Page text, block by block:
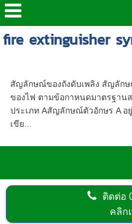
fire extinguisher
สัญลักษณ์ของถังดับเพลิง สัญลักษ
ของไฟ ตามข้อกาหนดมาตรฐาน
ประเภท Aสัญลักษณ์ตัวอักษร A อ
เขีย...
ติดต่อ
คลิก